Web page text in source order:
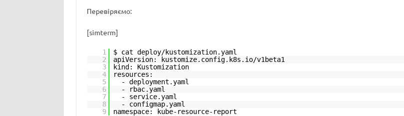
Перевіряємо:
[simterm]
1
$ cat deploy/kustomization.yaml
2
apiVersion: kustomize.config.k8s.io/v1beta1
3
kind: Kustomization
4
resources:
5
- deployment.yaml
6
- rbac.yaml
7
- service.yaml
8
- configmap.yaml
9
namespace: kube-resource-report